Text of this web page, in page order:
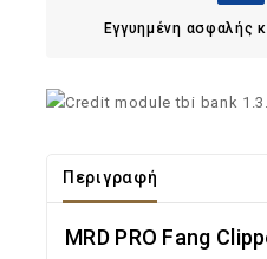
Εγγυημένη ασφαλής
Περιγραφή
MRD PRO Fang